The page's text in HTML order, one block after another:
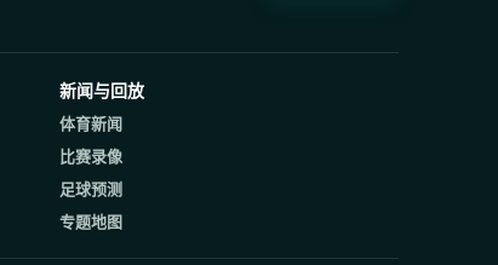
新闻与回放
体育新闻
比赛录像
足球预测
专题地图